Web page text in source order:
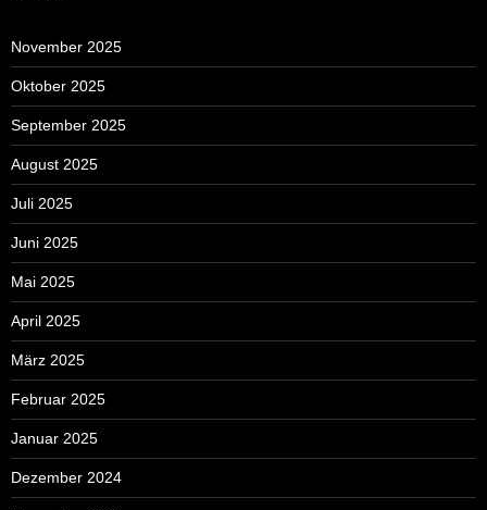
November 2025
Oktober 2025
September 2025
August 2025
Juli 2025
Juni 2025
Mai 2025
April 2025
März 2025
Februar 2025
Januar 2025
Dezember 2024